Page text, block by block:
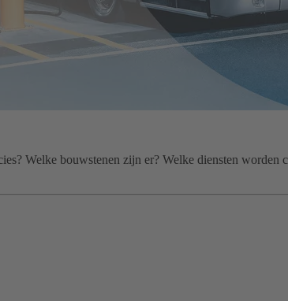
Welke bouwstenen zijn er? Welke diensten